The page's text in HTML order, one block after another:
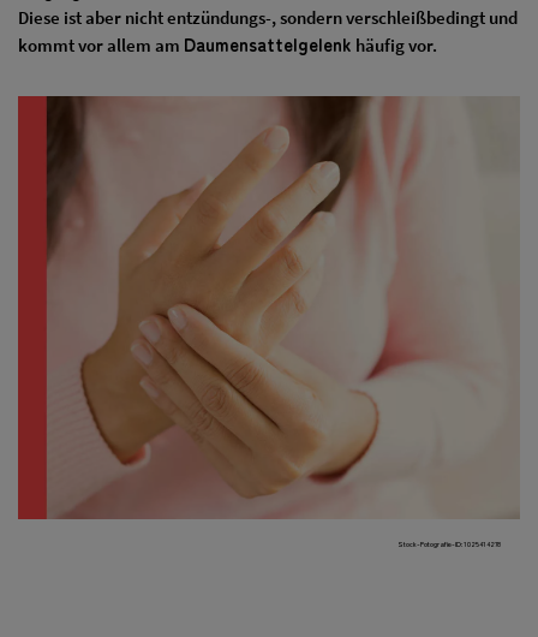
Diese ist aber nicht entzündungs-, sondern verschleißbedingt und
kommt vor allem am Daumensattelgelenk häufig vor.
Stock-Fotografie-ID:1025414278